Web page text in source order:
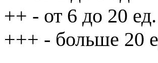
++ - от 6 до 20 ед.
+++ - больше 20